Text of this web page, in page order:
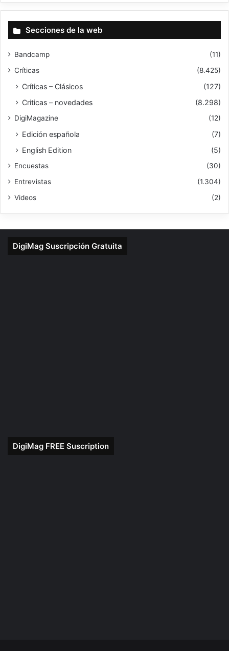
Secciones de la web
Bandcamp
(11)
Críticas
(8.425)
Críticas – Clásicos
(127)
Criticas – novedades
(8.298)
DigiMagazine (12)
Edición española
(7)
English Edition
(5)
Encuestas
(30)
Entrevistas
(1.304)
Videos
(2)
DigiMag Suscripción Gratuita
DigiMag FREE Suscription